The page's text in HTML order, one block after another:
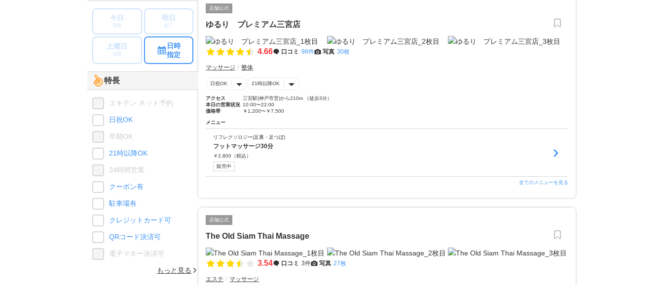
店舗公式
ゆるり プレミアム三宮店
4.66 口コミ 98件 写真 30枚
マッサージ 整体
日祝OK 21時以降OK
アクセス
三宮駅(神戸市営)から210m （徒歩3分）
本日の営業状況 10:00〜22:00
価格帯
￥1,200〜￥7,500
メニュー
リフレクソロジー(足裏・足つぼ)
フットマッサージ30分
￥2,800 （税込）
販売中
全てのメニューを見る
店舗公式
The Old Siam Thai Massage
3.54 口コミ 3件 写真 27枚
エステ マッサージ
今日
8/6
明日
8/7
土曜日
8/8
日時
指定
特長
エキテン ネット予約
日祝OK
早朝OK
21時以降OK
24時間営業
クーポン有
駐車場有
クレジットカード可
QRコード決済可
電子マネー決済可
もっと見る